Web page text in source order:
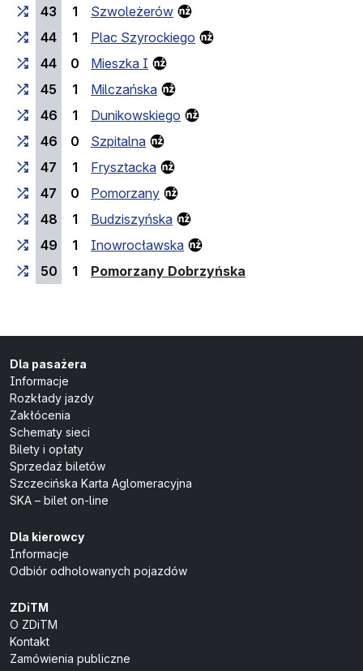
43
1
Szwoleżerów
44
1
Plac Szyrockiego
44
0
Mieszka I
45
1
Milczańska
46
1
Dunikowskiego
46
0
Szpitalna
47
1
Frysztacka
47
0
Pomorzany
48
1
Budziszyńska
49
1
Inowrocławska
50
1 Pomorzany Dobrzyńska
Dla pasażera
Informacje
Rozkłady jazdy
Zakłócenia
Schematy sieci
Bilety i opłaty
Sprzedaż biletów
Szczecińska Karta Aglomeracyjna
SKA – bilet on-line
Dla kierowcy
Informacje
Odbiór odholowanych pojazdów
ZDiTM
O ZDiTM
Kontakt
Zamówienia publiczne